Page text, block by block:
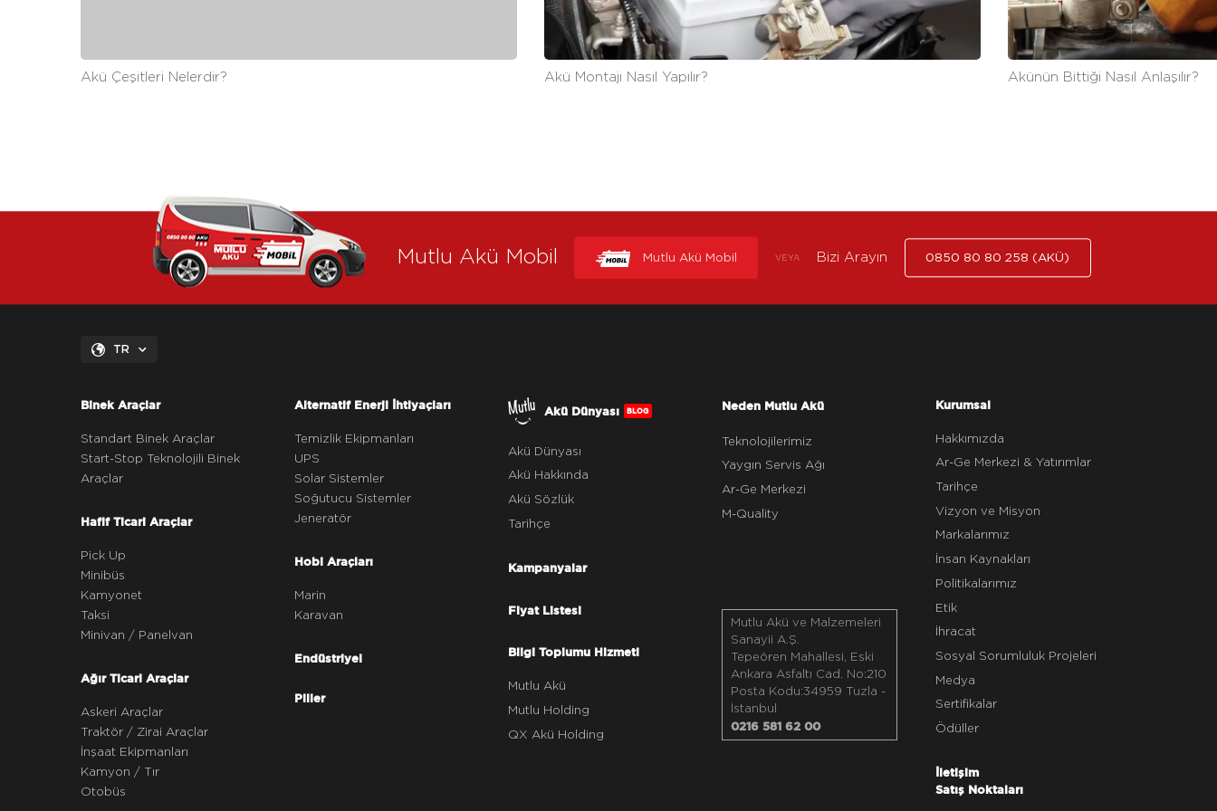
Akü Çeşitleri Nelerdir? Akü Montajı Nasıl Yapılır? Akünün Bittiği Nasıl Anlaşılır?
Mutlu Akü Mobil Mutlu Akü Mobil VEYA Bizi Arayın 0850 80 80 258 (AKÜ)
TR
Binek Araçlar
Standart Binek Araçlar
Start-Stop Teknolojili Binek
Araçlar
Hafif Ticari Araçlar
Pick Up
Minibüs
Kamyonet
Taksi
Minivan / Panelvan
Ağır Ticari Araçlar
Askeri Araçlar
Traktör / Zirai Araçlar
İnşaat Ekipmanları
Kamyon / Tır
Otobüs
Alternatif Enerji İhtiyaçları
Temizlik Ekipmanları
UPS
Solar Sistemler
Soğutucu Sistemler
Jeneratör
Hobi Araçları
Marin
Karavan
Endüstriyel
Piller
Akü Dünyası BLOG
Akü Dünyası
Akü Hakkında
Akü Sözlük
Tarihçe
Kampanyalar
Fiyat Listesi
Bilgi Toplumu Hizmeti
Mutlu Akü
Mutlu Holding
QX Akü Holding
Neden Mutlu Akü
Teknolojilerimiz
Yaygın Servis Ağı
Ar-Ge Merkezi
M-Quality
Mutlu Akü ve Malzemeleri
Sanayii A.Ş.
Tepeören Mahallesi, Eski
Ankara Asfaltı Cad. No:210
Posta Kodu:34959 Tuzla -
İstanbul
0216 581 62 00
Kurumsal
Hakkımızda
Ar-Ge Merkezi & Yatırımlar
Tarihçe
Vizyon ve Misyon
Markalarımız
İnsan Kaynakları
Politikalarımız
Etik
İhracat
Sosyal Sorumluluk Projeleri
Medya
Sertifikalar
Ödüller
İletişim
Satış Noktaları